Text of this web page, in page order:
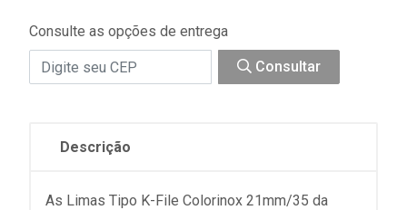
Consulte as opções de entrega
Consultar
Descrição
As Limas Tipo K-File Colorinox 21mm/35 da